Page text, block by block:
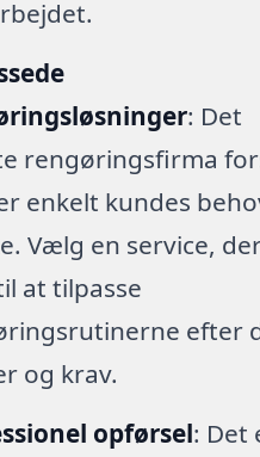
: Det
rengøringsfirma
enkelt kundes
Vælg en service,
at tilpasse
efter
og krav.
opførsel: Det